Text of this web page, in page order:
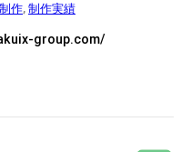
作, 制作実績
group.com/